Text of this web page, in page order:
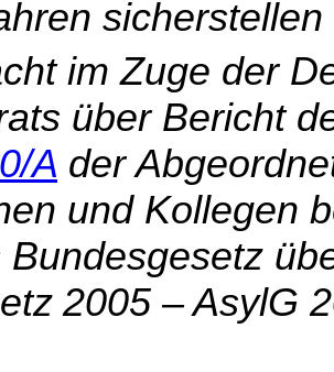
sicherstellen
im Zuge der
über Bericht
A der
und Kollegen
Bundesgesetz
2005 – AsylG